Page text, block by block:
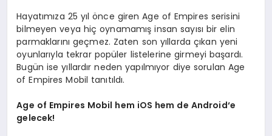
Hayatımıza 25 yıl önce giren Age of Empires serisini
bilmeyen veya hiç oynamamış insan sayısı bir elin
parmaklarını geçmez. Zaten son yıllarda çıkan yeni
oyunlarıyla tekrar popüler listelerine girmeyi başardı.
Bugün ise yıllardır neden yapılmıyor diye sorulan Age
of Empires Mobil tanıtıldı.
Age of Empires Mobil hem iOS hem de Android‘e
gelecek!